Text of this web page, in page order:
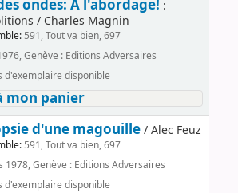
ondes: À l'abordage! :
/ Charles Magnin
591, Tout va bien, 697
Genève : Editions Adversaires
d'exemplaire disponible
mon panier
d'une magouille/ Alec Feuz
591, Tout va bien, 697
1978, Genève : Editions Adversaires
d'exemplaire disponible